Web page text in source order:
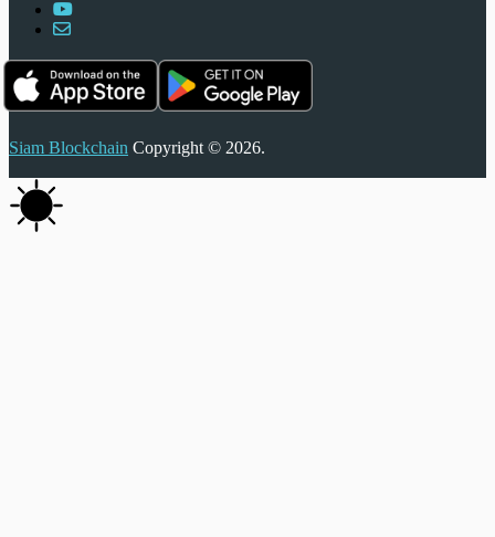
Siam Blockchain Copyright © 2026.